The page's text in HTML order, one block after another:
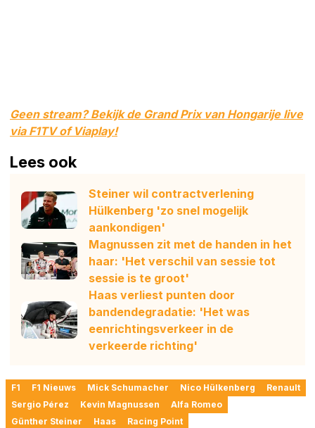
Geen stream? Bekijk de Grand Prix van Hongarije live
via F1TV of Viaplay!
Lees ook
Steiner wil contractverlening
Hülkenberg 'zo snel mogelijk
aankondigen'
Magnussen zit met de handen in het
haar: 'Het verschil van sessie tot
sessie is te groot'
Haas verliest punten door
bandendegradatie: 'Het was
eenrichtingsverkeer in de
verkeerde richting'
F1 F1 Nieuws Mick Schumacher Nico Hülkenberg
Renault
Sergio Pérez
Kevin Magnussen
Alfa Romeo
Günther Steiner
Haas Racing Point